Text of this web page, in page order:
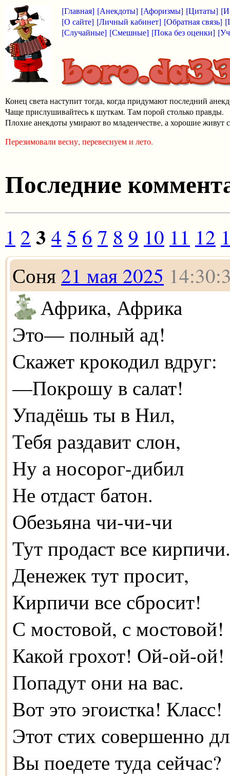
[Главная] [Анекдоты] [Афоризмы] [Цитаты]
[О сайте] [Личный кабинет] [Обратная связь]
[Случайные] [Смешные] [Пока без оценки]
Конец света наступит тогда, когда придумают последний
Чаще прислушивайтесь к шуткам. Там порой столько правды.
Плохие анекдоты умирают во младенчестве, а хорошие живут
Перезимовали весну, перевеснуем и лето.
Последние
1 2 3 4 5 6 7 8 9 10 11 12
Соня 21 мая 2025
Африка, Африка
Это— полный ад!
Скажет крокодил вдруг:
—Покрошу в салат!
Упадёшь ты в Нил,
Тебя раздавит слон,
Ну а носорог-дибил
Не отдаст батон.
Обезьяна чи-чи-чи
Тут продаст все кирпичи.
Денежек тут просит,
Кирпичи все сбросит!
С мостовой, с мостовой!
Какой грохот! Ой-ой-ой!
Попадут они на вас.
Вот это эгоистка! Класс!
Этот стих совершенно
Вы поедете туда сейчас?